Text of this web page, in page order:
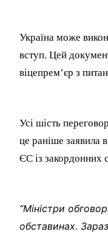
Україна може
вступ. Цей
віцепрем’єр з
Усі шість
це раніше заявила
ЄС із закордонних
“Міністри
обставинах.